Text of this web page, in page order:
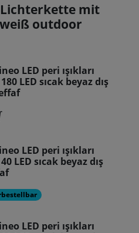
mit
outdoor
LED peri ışıkları
LED sıcak beyaz dış
LED peri ışıkları
LED sıcak beyaz dış
LED peri ışıkları